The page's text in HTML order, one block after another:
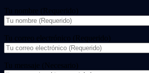
Tu nombre (Requerido)
Tu correo electrónico (Requerido)
Tu mensaje (Necesario)